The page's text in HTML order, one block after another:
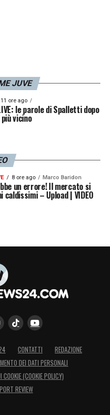
JUVE
11 ore ago
le parole di Spalletti dopo
vicino
8 ore ago Marco Baridon
un errore! Il mercato si
– Upload | VIDEO
CONTATTI
REDAZIONE
DEI DATI PERSONALI
(COOKIE POLICY)
REVIEW